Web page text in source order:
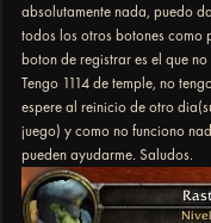
absolutamente nada, puedo
todos los otros botones como
boton de registrar es el que no
Tengo 1114 de temple, no
espere al reinicio de otro
juego) y como no funciono
pueden ayudarme. Saludos.